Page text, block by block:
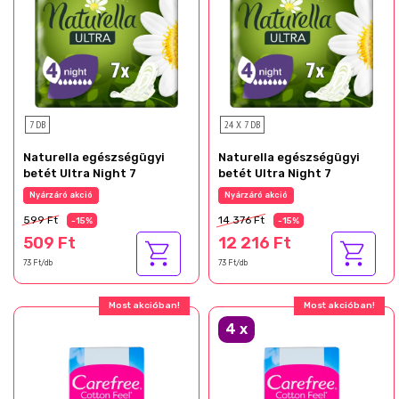
7 DB
Naturella egészségügyi
betét Ultra Night 7
Nyárzáró akció
599 Ft -15%
509 Ft
73 Ft/db
24 X 7 DB
Naturella egészségügyi
betét Ultra Night 7
Nyárzáró akció
14 376 Ft -15%
12 216 Ft
73 Ft/db
Most akcióban! Most akcióban!
4 x